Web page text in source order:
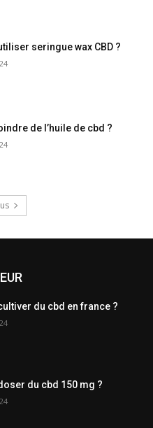
seringue wax CBD ?
de l’huile de cbd ?
du cbd en france ?
du cbd 150 mg ?